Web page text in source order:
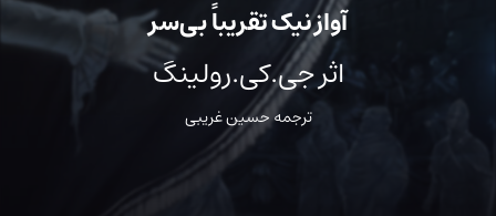
آواز نیک تقریباً بی‌سر
اثر جی.کی.رولینگ
ترجمه حسین غریبی